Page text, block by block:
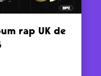
rap UK de